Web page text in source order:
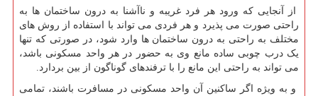
از آنجایی که ورود هر فرد غریبه و ناآشنا به درون ساختمان ها به
راحتی صورت می پذیرد و هر فردی می تواند با استفاده از روش های
مختلف به راحتی به درون ساختمان ها وارد شود، در صورتی که تنها
یک درب چوبی ساده مانع وی به حضور در هر واحد مسکونی باشد،
می تواند به راحتی این مانع را با ترفندهای گوناگون از بین بردارد.
و به ویژه اگر ساکنین آن واحد مسکونی در مسافرت باشند، تمامی